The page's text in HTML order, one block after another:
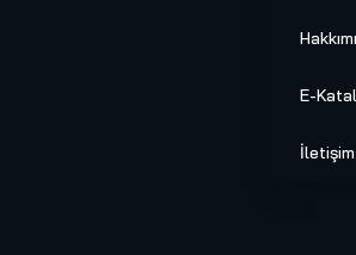
E-
İletişim